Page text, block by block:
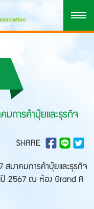
มการค้าปุ๋ยและธุรกิจ
SHARE
มาคมการค้าปุ๋ยและธุรกิจ
ำปี 2567 ณ ห้อง Grand A